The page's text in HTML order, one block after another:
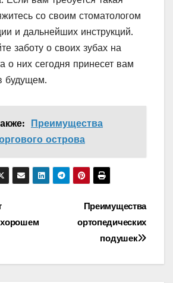
со своим стоматологом
и дальнейших инструкций.
заботу о своих зубах на
о них сегодня принесет вам
будущем.
Преимущества
острова
Преимущества
ортопедических
подушек
хорошем